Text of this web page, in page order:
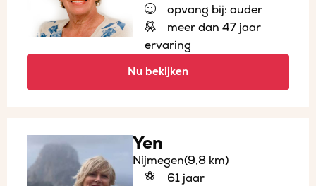
opvang bij: ouder
meer dan 47 jaar
ervaring
Nu bekijken
Yen
Nijmegen(9,8 km)
61 jaar